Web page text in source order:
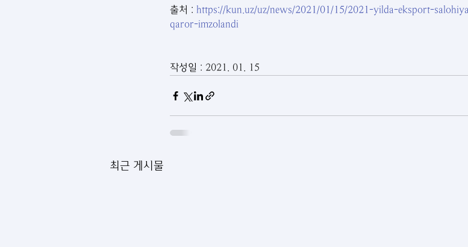
출처 : https://kun.uz/uz/news/2021/01/15/2021-yilda-eksport-
qaror-imzolandi
작성일 : 2021. 01. 15
최근 게시물